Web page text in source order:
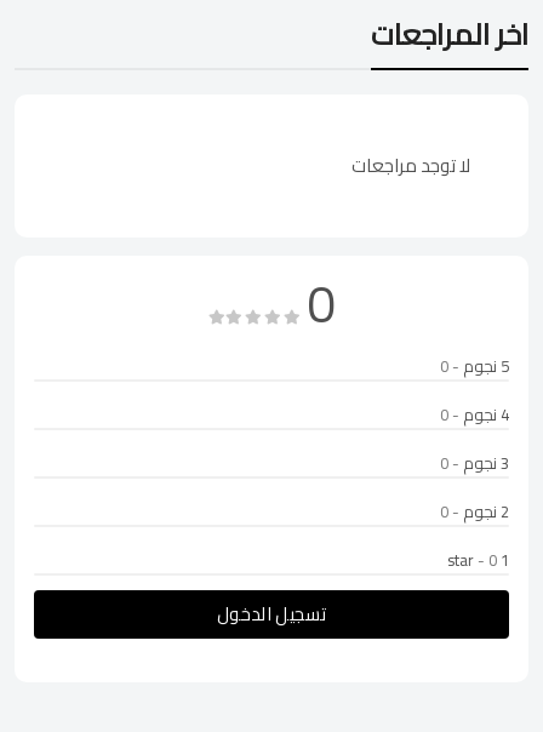
اخر المراجعات
لا توجد مراجعات
0
5 نجوم
- 0
4 نجوم
- 0
3 نجوم
- 0
2 نجوم
- 0
1 star
- 0
تسجيل الدخول